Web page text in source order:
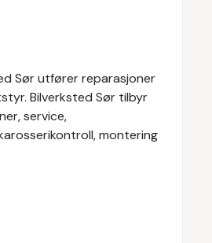
Sør utfører reparasjoner
Bilverksted Sør tilbyr
service,
montering